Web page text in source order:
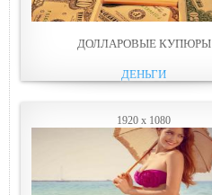
ДОЛЛАРОВЫЕ КУПЮРЫ
ДЕНЬГИ
1920 x 1080